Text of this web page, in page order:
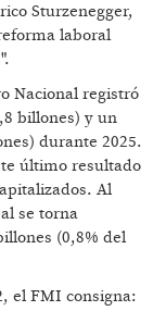
Sturzenegger,
laboral
Nacional registró
billones) y un
durante 2025.
último resultado
Al
se torna
(0,8% del
el FMI consigna: